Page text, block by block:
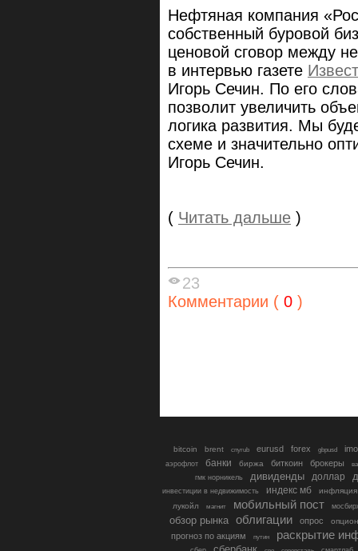
Нефтяная компания
собственный буровой
ценовой сговор между
в интервью газете
Игорь Сечин. По его
позволит увеличить
логика развития. Мы
схеме и значительно
Игорь Сечин.
( Читать дальше )
23
Комментарии ( 0 )
bitcoin brent cnyrub eurusd forex gbpusd
аэрофлот банки биржа биткоин брокеры
гмк норникель
дивиденды доллар
инвестиции в недвижимость индекс мб
инфляция
лукойл
магнит мобильный пост
обзор рынка облигации опрос
прогноз по акциям путин раскрытие